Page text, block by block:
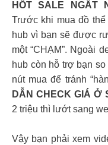
HỐT SALE NGẤT
Trước khi mua đồ
hub vì bạn sẽ được
một “CHẠM”. Ngoài
hub còn hỗ trợ bạn
nút mua để tránh
DẪN CHECK GIÁ Ở
2 triệu thì lướt sang
Vậy bạn phải xem